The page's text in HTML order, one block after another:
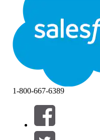
Закрыть
Фильтры (0)
ВЫБРАТЬ ФИЛЬТРЫ
1-800-667-6389